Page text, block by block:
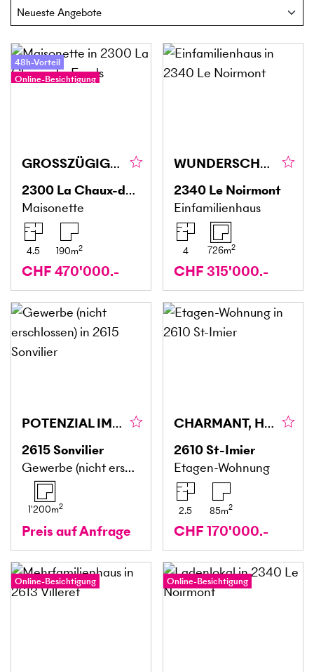
48h-Vorteil
Online-Besichtigung
GROSSZÜGIGE RÄUME MIT CHARAKTER
2300 La Chaux-de-Fonds
Maisonette
4.5 190m2
CHF 470'000.-
WUNDERSCHÖNE AUSSICHT, MIT VIEL POTENZIAL
2340 Le Noirmont
Einfamilienhaus
4 726m2
CHF 315'000.-
POTENZIAL IM HERZEN VON SONVILIER
2615Sonvilier
Gewerbe (nicht erschlossen)
1'200m2
Preis auf Anfrage
CHARMANT, HELL, VIELSEITIG NUTZBAR
2610St-Imier
Etagen-Wohnung
2.5 85m2
CHF 170'000.-
Online-Besichtigung Online-Besichtigung